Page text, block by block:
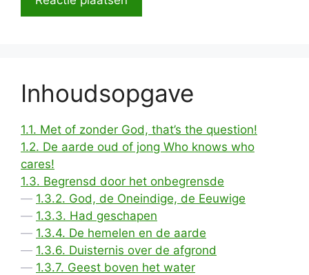
Inhoudsopgave
1.1. Met of zonder God, that’s the question!
1.2. De aarde oud of jong Who knows who
cares!
1.3. Begrensd door het onbegrensde
1.3.2. God, de Oneindige, de Eeuwige
1.3.3. Had geschapen
1.3.4. De hemelen en de aarde
1.3.6. Duisternis over de afgrond
1.3.7. Geest boven het water